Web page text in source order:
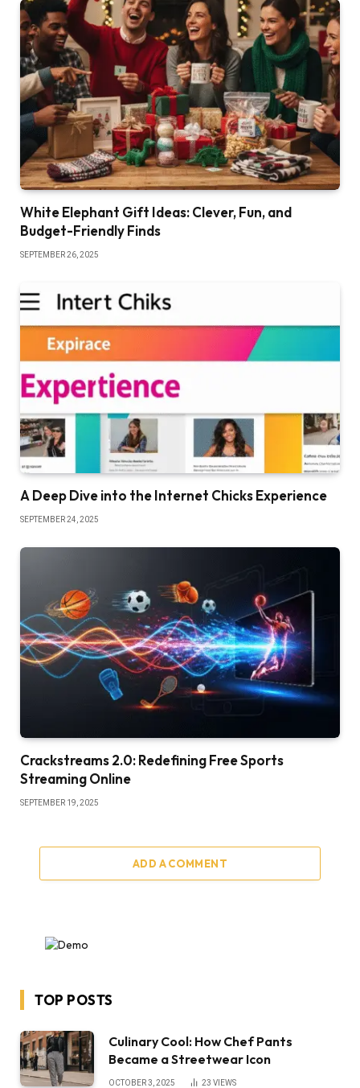
White Elephant Gift Ideas: Clever, Fun, and
Budget-Friendly Finds
SEPTEMBER 26, 2025
A Deep Dive into the Internet Chicks Experience
SEPTEMBER 24, 2025
Crackstreams 2.0: Redefining Free Sports
Streaming Online
SEPTEMBER 19, 2025
ADD A COMMENT
TOP POSTS
Culinary Cool: How Chef Pants
Became a Streetwear Icon
OCTOBER 3, 2025 23 VIEWS